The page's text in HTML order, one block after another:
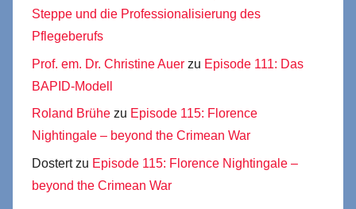
Steppe und die Professionalisierung des
Pflegeberufs
Prof. em. Dr. Christine Auer zu Episode 111: Das
BAPID-Modell
Roland Brühe zu Episode 115: Florence
Nightingale – beyond the Crimean War
Dostertzu Episode 115: Florence Nightingale –
beyond the Crimean War